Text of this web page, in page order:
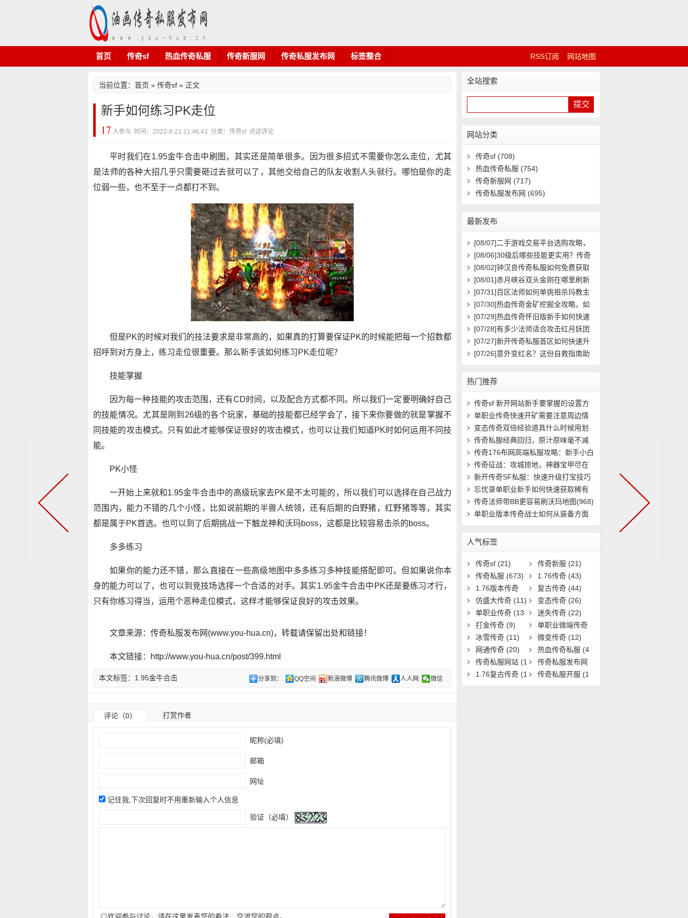
首页 传奇sf 热血传奇私服 传奇新服网 传奇私服发布网 标签整合 RSS订阅 网站地图
当前位置： 首页 » 传奇sf » 正文
新手如何练习PK走位
17 人参与 时间：2022-8-21 11:46:43 分类：传奇sf 点这评论
平时我们在1.95金牛合击中刷图，其实还是简单很多。因为很多招式不需要你怎么走位，尤其
是法师的各种大招几乎只需要砸过去就可以了，其他交给自己的队友收割人头就行。哪怕是你的走
位弱一些，也不至于一点都打不到。
但是PK的时候对我们的技法要求是非常高的，如果真的打算要保证PK的时候能把每一个招数都
招呼到对方身上，练习走位很重要。那么新手该如何练习PK走位呢？
技能掌握
因为每一种技能的攻击范围，还有CD时间，以及配合方式都不同。所以我们一定要明确好自己
的技能情况。尤其是刚到26级的各个玩家，基础的技能都已经学会了，接下来你要做的就是掌握不
同技能的攻击模式。只有如此才能够保证很好的攻击模式，也可以让我们知道PK时如何运用不同技
能。
PK小怪
一开始上来就和1.95金牛合击中的高级玩家去PK是不太可能的，所以我们可以选择在自己战力
范围内，能力不错的几个小怪，比如说前期的半兽人统领，还有后期的白野猪，红野猪等等，其实
都是属于PK首选。也可以到了后期挑战一下触龙神和沃玛boss，这都是比较容易击杀的boss。
多多练习
如果你的能力还不错，那么直接在一些高级地图中多多练习多种技能搭配即可。但如果说你本
身的能力可以了，也可以到竞技场选择一个合适的对手。其实1.95金牛合击中PK还是要练习才行，
只有你练习得当，运用个恶种走位模式，这样才能够保证良好的攻击效果。
文章来源：传奇私服发布网(www.you-hua.cn)，转载请保留出处和链接！
本文链接：http://www.you-hua.cn/post/399.html
分享到： QQ空间 新浪微博 腾讯微博 人人网 微信
本文标签： 1.95金牛合击
评论（0） 打赏作者
昵称(必填)
邮箱
网址
记住我,下次回复时不用重新输入个人信息
验证（必填）
全站搜索
网站分类
传奇sf (708)
热血传奇私服 (754)
传奇新服网 (717)
传奇私服发布网 (695)
最新发布
[08/07]二手游戏交易平台选购攻略，
如何避免踩雷？
[08/06]30级后哪些技能更实用？传奇
玩家必看攻略
[08/02]钟汉良传奇私服如何免费获取
高级装备与快速升级攻略？
[08/01]赤月峡谷双头金刚在哪里刷新
具体位置坐标是什么？
[07/31]百区法师如何单挑祖杀玛教主
求高效打法？
[07/30]热血传奇金矿挖掘全攻略，如
何高效挖矿？
[07/29]热血传奇怀旧版新手如何快速
起步？前期必做任务与升级技巧有哪
些？
[07/28]有多少法师适合攻击红月妖团
队？
[07/27]新开传奇私服首区如何快速升
级？装备获取攻略有哪些？
[07/26]意外变红名？这份自救指南助
热门推荐
传奇sf 新开网站新手要掌握的设置方
法(10)
单职业传奇快速开矿需要注意周边情
况(10)
变态传奇双倍经验道具什么时候用划
算(14)
传奇私服经典回归，原汁原味毫不减
价！- (14)
传奇176布网高端私服攻略：新手小白
速成(4816)
传奇征战：攻城掠地，神器宝甲尽在
掌握(401)
新开传奇SF私服：快速升级打宝技巧
有哪些(912)
忘忧录单职业新手如何快速获取稀有
装备并提(661)
传奇法师带BB更容易刷沃玛地图(968)
单职业版本传奇战士如何从装备方面
人气标签
传奇sf (21) 传奇新服 (21)
传奇私服 (673) 1.76传奇 (43)
1.76版本传奇
(9)
复古传奇 (44)
仿盛大传奇 (11) 变态传奇 (26)
单职业传奇 (13
1)
迷失传奇 (22)
打金传奇 (9)
单职业微端传奇
(9)
冰雪传奇 (11) 微变传奇 (12)
网通传奇 (20) 热血传奇私服 (4
0)
传奇私服网站 (1
9)
传奇私服发布网
(11)
1.76复古传奇 (1
传奇私服开服 (1